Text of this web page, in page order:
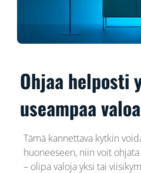
Ohjaa helposti
useampaa
Tämä kannettava kytkin
huoneeseen, niin voit
– olipa valoja yksi tai